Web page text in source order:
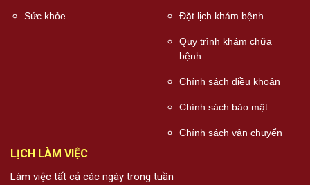
Sức khỏe Đặt lịch khám bệnh
Quy trình khám chữa
bệnh
Chính sách điều khoản
Chính sách bảo mật
Chính sách vận chuyển
LỊCH LÀM VIỆC
Làm việc tất cả các ngày trong tuần